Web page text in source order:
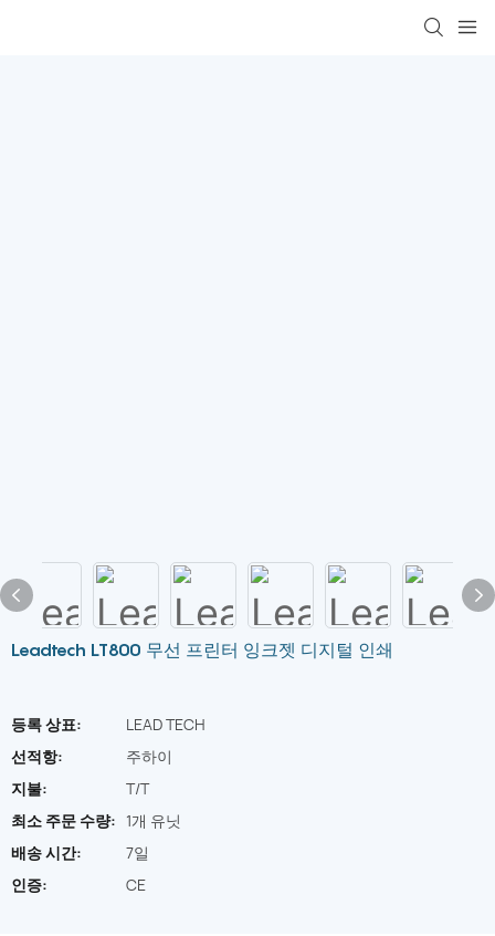
Leadtech LT800 무선 프린터 잉크젯 디지털 인쇄
등록 상표:
LEAD TECH
선적항:
주하이
지불:
T/T
최소 주문 수량: 1개 유닛
배송 시간:
7일
인증:
CE